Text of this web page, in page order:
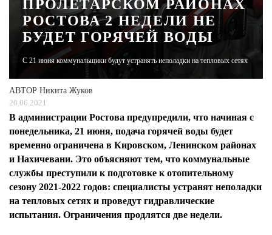
ЖУРНАЛ
ПРОЛЕТАРСКОМ РАЙОНАХ
РОСТОВА 2 НЕДЕЛИ НЕ
БУДЕТ ГОРЯЧЕЙ ВОДЫ
С 21 июня коммунальщики будут устранять неполадки на тепловых сетях
АВТОР Никита Жуков
20.06.2021
В администрации Ростова предупредили, что начиная с
понедельника, 21 июня, подача горячей воды будет
временно ограничена в Кировском, Ленинском районах
и Нахичевани. Это объясняют тем, что коммунальные
службы преступили к подготовке к отопительному
сезону 2021-2022 годов: специалисты устранят неполадки
на тепловых сетях и проведут гидравлические
испытания. Ограничения продлятся две недели.